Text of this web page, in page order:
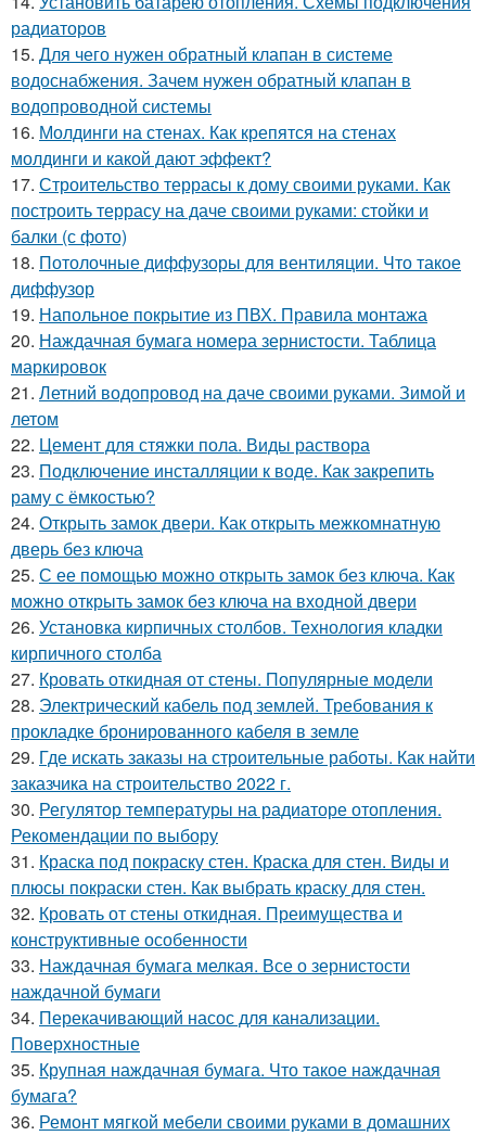
радиаторов
15. Для чего нужен обратный клапан в системе
водоснабжения. Зачем нужен обратный клапан в
водопроводной системы
16. Молдинги на стенах. Как крепятся на стенах
молдинги и какой дают эффект?
17. Строительство террасы к дому своими руками. Как
построить террасу на даче своими руками: стойки и
балки (с фото)
18. Потолочные диффузоры для вентиляции. Что такое
диффузор
19. Напольное покрытие из ПВХ. Правила монтажа
20. Наждачная бумага номера зернистости. Таблица
маркировок
21. Летний водопровод на даче своими руками. Зимой и
летом
22. Цемент для стяжки пола. Виды раствора
23. Подключение инсталляции к воде. Как закрепить
раму с ёмкостью?
24. Открыть замок двери. Как открыть межкомнатную
дверь без ключа
25. С ее помощью можно открыть замок без ключа. Как
можно открыть замок без ключа на входной двери
26. Установка кирпичных столбов. Технология кладки
кирпичного столба
27. Кровать откидная от стены. Популярные модели
28. Электрический кабель под землей. Требования к
прокладке бронированного кабеля в земле
29. Где искать заказы на строительные работы. Как найти
заказчика на строительство 2022 г.
30. Регулятор температуры на радиаторе отопления.
Рекомендации по выбору
31. Краска под покраску стен. Краска для стен. Виды и
плюсы покраски стен. Как выбрать краску для стен.
32. Кровать от стены откидная. Преимущества и
конструктивные особенности
33. Наждачная бумага мелкая. Все о зернистости
наждачной бумаги
34. Перекачивающий насос для канализации.
Поверхностные
35. Крупная наждачная бумага. Что такое наждачная
бумага?
36. Ремонт мягкой мебели своими руками в домашних